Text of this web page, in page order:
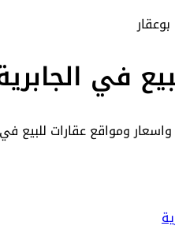
في
ومواقععقارات للبيع